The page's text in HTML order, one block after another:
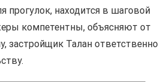
прогулок, находится в шаговой
компетентны, объясняют от
застройщик Талан ответственно